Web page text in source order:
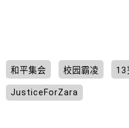
和平集会 校园霸凌 13
JusticeForZara